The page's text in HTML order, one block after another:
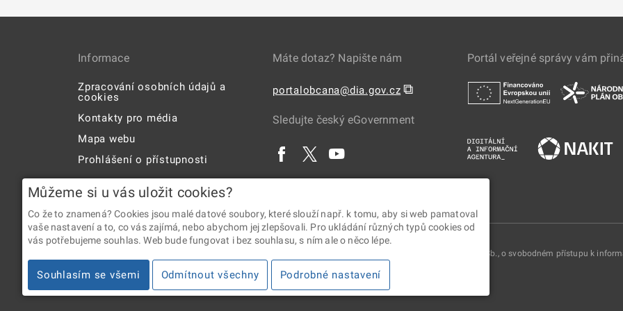
Informace
Zpracování osobních údajů a
cookies
Kontakty pro média
Mapa webu
Prohlášení o přístupnosti
Máte dotaz? Napište nám
portalobcana@dia.gov.cz ⧉
Sledujte český eGovernment
Portál veřejné správy vám
2026 © Digitální a informační agentura • Informace jsou poskytovány v souladu se zákonem č. 106/1999 Sb., o svobodném přístupu k
Můžeme si u vás uložit cookies?
Co že to znamená? Cookies jsou malé datové soubory, které slouží např. k tomu, aby si web pamatoval
vaše nastavení a to, co vás zajímá, nebo abychom jej zlepšovali. Pro ukládání různých typů cookies od
vás potřebujeme souhlas. Web bude fungovat i bez souhlasu, s ním ale o něco lépe.
Souhlasím se všemi Odmítnout všechny Podrobné nastavení